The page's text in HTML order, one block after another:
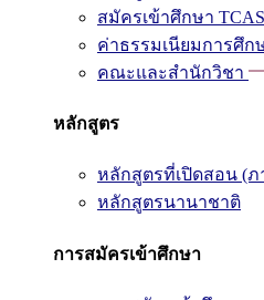
สมัครเข้าศึกษา TCAS
ค่าธรรมเนียมการศึก
คณะและสำนักวิชา
หลักสูตร
หลักสูตรที่เปิดสอน (ภ
หลักสูตรนานาชาติ
การสมัครเข้าศึกษา